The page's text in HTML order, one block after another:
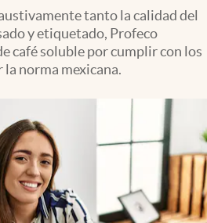
tanto la calidad del
y etiquetado, Profeco
café soluble por cumplir con los
norma mexicana.